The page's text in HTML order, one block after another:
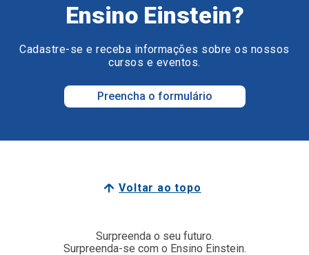
Ensino Einstein?
Cadastre-se e receba informações sobre os nossos
cursos e eventos.
Preencha o formulário
Voltar ao topo
Surpreenda o seu futuro.
Surpreenda-se com o Ensino Einstein.